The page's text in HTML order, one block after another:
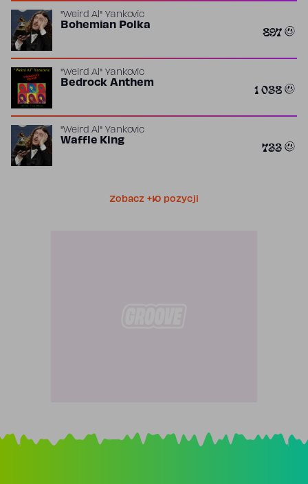
"Weird Al" Yankovic
Bohemian Polka 897
"Weird Al" Yankovic
Bedrock Anthem 1 038
"Weird Al" Yankovic
Waffle King 733
Zobacz +10 pozycji